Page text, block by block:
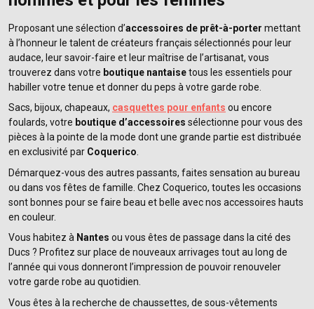
Proposant une sélection d’accessoires de prêt-à-porter mettant
à l’honneur le talent de créateurs français sélectionnés pour leur
audace, leur savoir-faire et leur maîtrise de l’artisanat, vous
trouverez dans votre boutique nantaisetous les essentiels pour
habiller votre tenue et donner du peps à votre garde robe.
Sacs, bijoux, chapeaux, casquettes pour enfants ou encore
foulards, votre boutique d’accessoires sélectionne pour vous des
pièces à la pointe de la mode dont une grande partie est distribuée
en exclusivité par Coquerico.
Démarquez-vous des autres passants, faites sensation au bureau
ou dans vos fêtes de famille. Chez Coquerico, toutes les occasions
sont bonnes pour se faire beau et belle avec nos accessoires hauts
en couleur.
Vous habitez à Nantes ou vous êtes de passage dans la cité des
Ducs ? Profitez sur place de nouveaux arrivages tout au long de
l’année qui vous donneront l’impression de pouvoir renouveler
votre garde robe au quotidien.
Vous êtes à la recherche de chaussettes, de sous-vêtements